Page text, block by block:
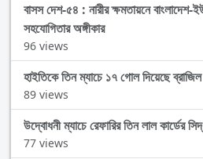
বাসস দেশ-৫৪ : নারীর ক্ষমতায়নে বাংলাদেশ-
সহযোগিতার অঙ্গীকার
96 views
হাইতিকে তিন ম্যাচে ১৭ গোল দিয়েছে ব্রাজিল
89 views
উদ্বোধনী ম্যাচে রেফারির তিন লাল কার্ডের
77 views